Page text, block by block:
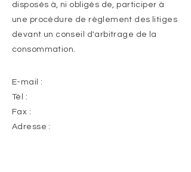
disposés à, ni obligés de, participer à
une procédure de règlement des litiges
devant un conseil d'arbitrage de la
consommation.
E-mail :
Tél :
Fax :
Adresse :